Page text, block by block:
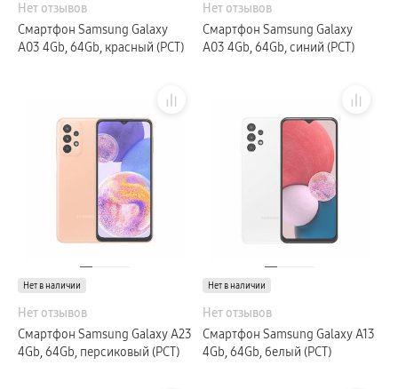
Клавиатуры для планшетов
Клавиатуры
пвз
сплит
Нет отзывов
Смартфон Samsung Galaxy
A03 4Gb, 64Gb, красный (РСТ)
Нет отзывов
Смартфон Samsung Galaxy
A03 4Gb, 64Gb, синий (РСТ)
Нет в наличии
Нет отзывов
Смартфон Samsung Galaxy A23
4Gb, 64Gb, персиковый (РСТ)
Нет в наличии
Нет отзывов
Смартфон Samsung Galaxy A13
4Gb, 64Gb, белый (РСТ)